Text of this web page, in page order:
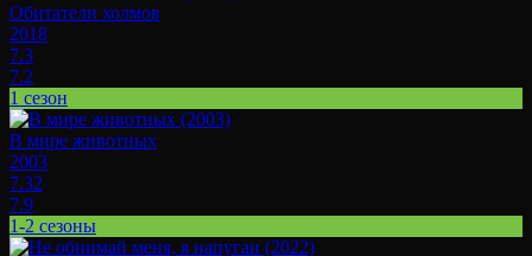
Обитатели холмов
2018
7.3
7.2
1 сезон
В мире животных
2003
7.32
7.9
1-2 сезоны